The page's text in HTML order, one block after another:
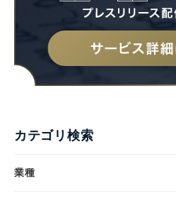
カテゴリ検索
業種